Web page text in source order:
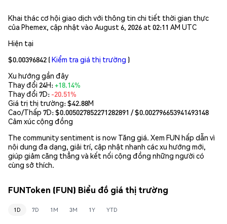
Khai thác cơ hội giao dịch với thông tin chi tiết thời gian thực
của Phemex, cập nhật vào August 6, 2026 at 02:11 AM UTC
Hiện tại
$0.00396842 (Kiểm tra giá thị trường )
Xu hướng gần đây
Thay đổi 24H:+18.14%
Thay đổi 7D: -20.51%
Giá trị thị trường:$42.88M
Cao/Thấp 7D: $0.005027852271282891 / $0.002796653941493148
Cảm xúc cộng đồng
The community sentiment is now Tăng giá. Xem FUN hấp dẫn vì
nội dung đa dạng, giải trí, cập nhật nhanh các xu hướng mới,
giúp giảm căng thẳng và kết nối cộng đồng những người có
cùng sở thích.
FUNToken (FUN) Biểu đồ giá thị trường
1D 7D 1M 3M 1Y YTD